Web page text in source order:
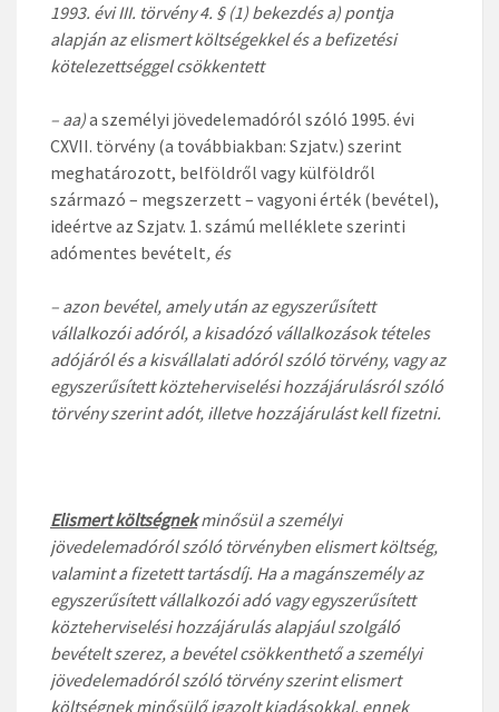
1993. évi III. törvény 4. § (1) bekezdés a) pontja
alapján az elismert költségekkel és a befizetési
kötelezettséggel csökkentett
– aa)a személyi jövedelemadóról szóló 1995. évi
CXVII. törvény (a továbbiakban: Szjatv.) szerint
meghatározott, belföldről vagy külföldről
származó – megszerzett – vagyoni érték (bevétel),
ideértve az Szjatv. 1. számú melléklete szerinti
adómentes bevételt, és
– azon bevétel, amely után az egyszerűsített
vállalkozói adóról, a kisadózó vállalkozások tételes
adójáról és a kisvállalati adóról szóló törvény, vagy az
egyszerűsített közteherviselési hozzájárulásról szóló
törvény szerint adót, illetve hozzájárulást kell fizetni.
Elismert költségnekminősül a személyi
jövedelemadóról szóló törvényben elismert költség,
valamint a fizetett tartásdíj. Ha a magánszemély az
egyszerűsített vállalkozói adó vagy egyszerűsített
közteherviselési hozzájárulás alapjául szolgáló
bevételt szerez, a bevétel csökkenthető a személyi
jövedelemadóról szóló törvény szerint elismert
költségnek minősülő igazolt kiadásokkal, ennek